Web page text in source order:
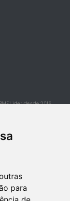
para
Lider desde 2016